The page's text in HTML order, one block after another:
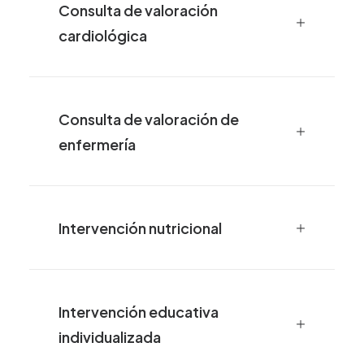
Consulta de valoración
cardiológica
Consulta de valoración de
enfermería
Intervención nutricional
Intervención educativa
individualizada